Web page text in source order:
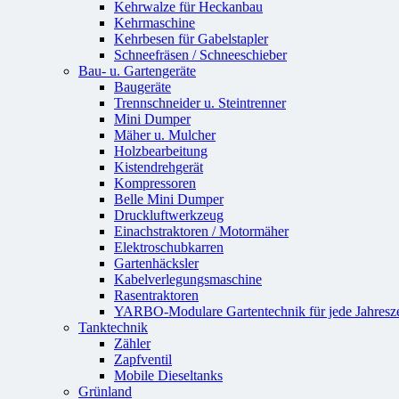
Kehrwalze für Heckanbau
Kehrmaschine
Kehrbesen für Gabelstapler
Schneefräsen / Schneeschieber
Bau- u. Gartengeräte
Baugeräte
Trennschneider u. Steintrenner
Mini Dumper
Mäher u. Mulcher
Holzbearbeitung
Kistendrehgerät
Kompressoren
Belle Mini Dumper
Druckluftwerkzeug
Einachstraktoren / Motormäher
Elektroschubkarren
Gartenhäcksler
Kabelverlegungsmaschine
Rasentraktoren
YARBO-Modulare Gartentechnik für jede
Tanktechnik
Zähler
Zapfventil
Mobile Dieseltanks
Grünland